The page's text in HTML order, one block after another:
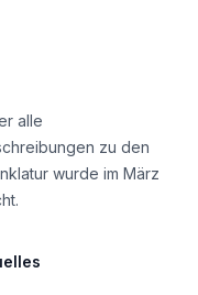
alle
zu den
wurde im März